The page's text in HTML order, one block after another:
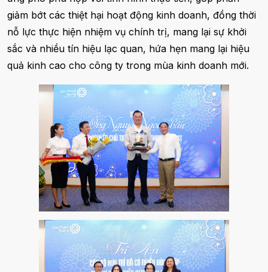
giảm bớt các thiệt hại hoạt động kinh doanh, đồng thời
nỗ lực thực hiện nhiệm vụ chính trị, mang lại sự khởi
sắc và nhiều tín hiệu lạc quan, hứa hẹn mang lại hiệu
quả kinh cao cho công ty trong mùa kinh doanh mới.